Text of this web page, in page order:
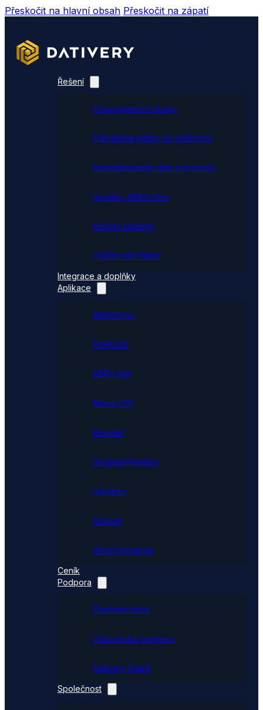
Přeskočit na hlavní obsah Přeskočit na zápatí
Řešení
Propojujeme e-shopy
Přenášíme platby do účetnictví
Automatizujeme data a procesy
Doplňky ABRA Flexi
Mobilní skladník
Vytěžování faktur
Integrace a doplňky
Aplikace
ABRA Flexi
POHODA
ABRA Gen
Money S3
Shoptet
Shoptet Premium
Upgates
Shopify
WooCommerce
Ceník
Podpora
Znalostní báze
Zákaznická podpora
Dativery Agent
Společnost